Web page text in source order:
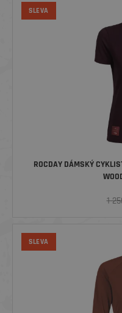
SLEVA
ROCDAY DÁMSKÝ
1
SLEVA